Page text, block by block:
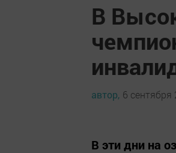
В
автор, 6 сентября
В эти дни на